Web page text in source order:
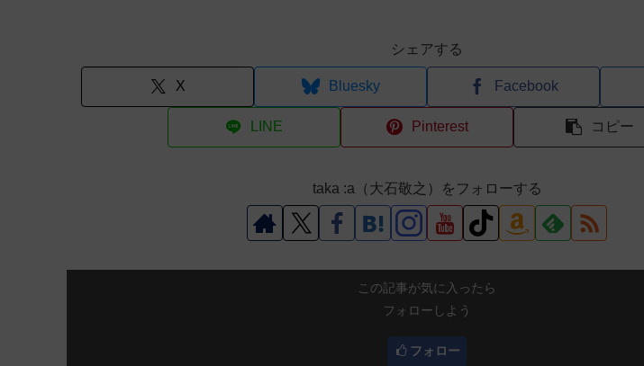
シェアする
X Bluesky Facebook
LINE Pinterest コピー
taka :a（大石敬之）をフォローする
この記事が気に入ったら
フォローしよう
フォロー